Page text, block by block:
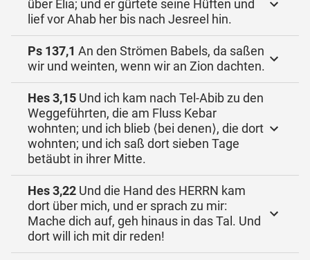
über Elia; und er gürtete seine Hüften und
lief vor Ahab her bis nach Jesreel hin.
Ps 137,1 An den Strömen Babels, da saßen
wir und weinten, wenn wir an Zion dachten.
Hes 3,15 Und ich kam nach Tel-Abib zu den
Weggeführten, die am Fluss Kebar
wohnten; und ich blieb ⟨bei denen⟩, die dort
wohnten; und ich saß dort sieben Tage
betäubt in ihrer Mitte.
Hes 3,22 Und die Hand des HERRN kam
dort über mich, und er sprach zu mir:
Mache dich auf, geh hinaus in das Tal. Und
dort will ich mit dir reden!